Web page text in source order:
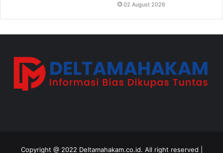
02 August 2026
Copyright @ 2022 Deltamahakam.co.id. All right reserved |